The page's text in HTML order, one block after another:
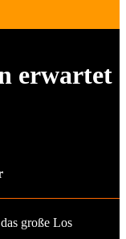
erwartet
große Los